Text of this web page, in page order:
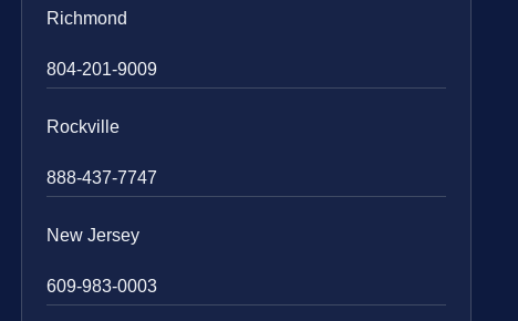
Richmond
804-201-9009
Rockville
888-437-7747
New Jersey
609-983-0003